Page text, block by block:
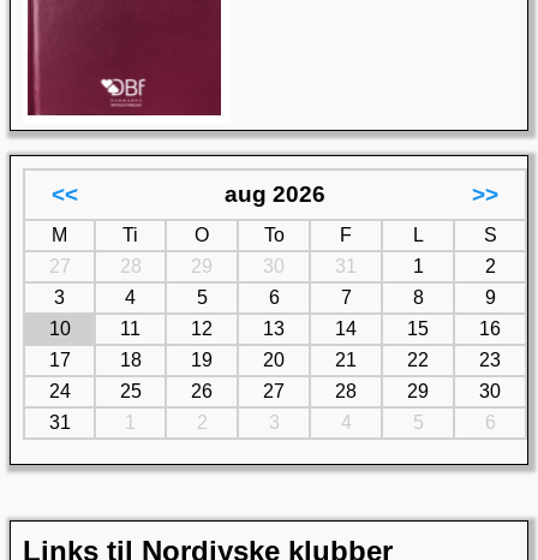
<< aug 2026 >>
M Ti O To F L
S
27
28 29 30 31 1
2
3
4 5 6 7 8
9
10
11 12 13 14 15
16
17
18 19 20 21 22
23
24
25 26 27 28 29
30
31
1 2 3 4 5 6
Links til Nordjyske klubber